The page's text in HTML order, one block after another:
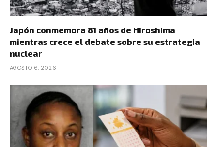
Japón conmemora 81 años de Hiroshima
mientras crece el debate sobre su estrategia
nuclear
AGOSTO 6, 2026